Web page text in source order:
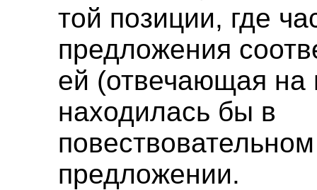
той позиции, где
предложения
ей (отвечающая на
находилась бы в
повествовательном
предложении.